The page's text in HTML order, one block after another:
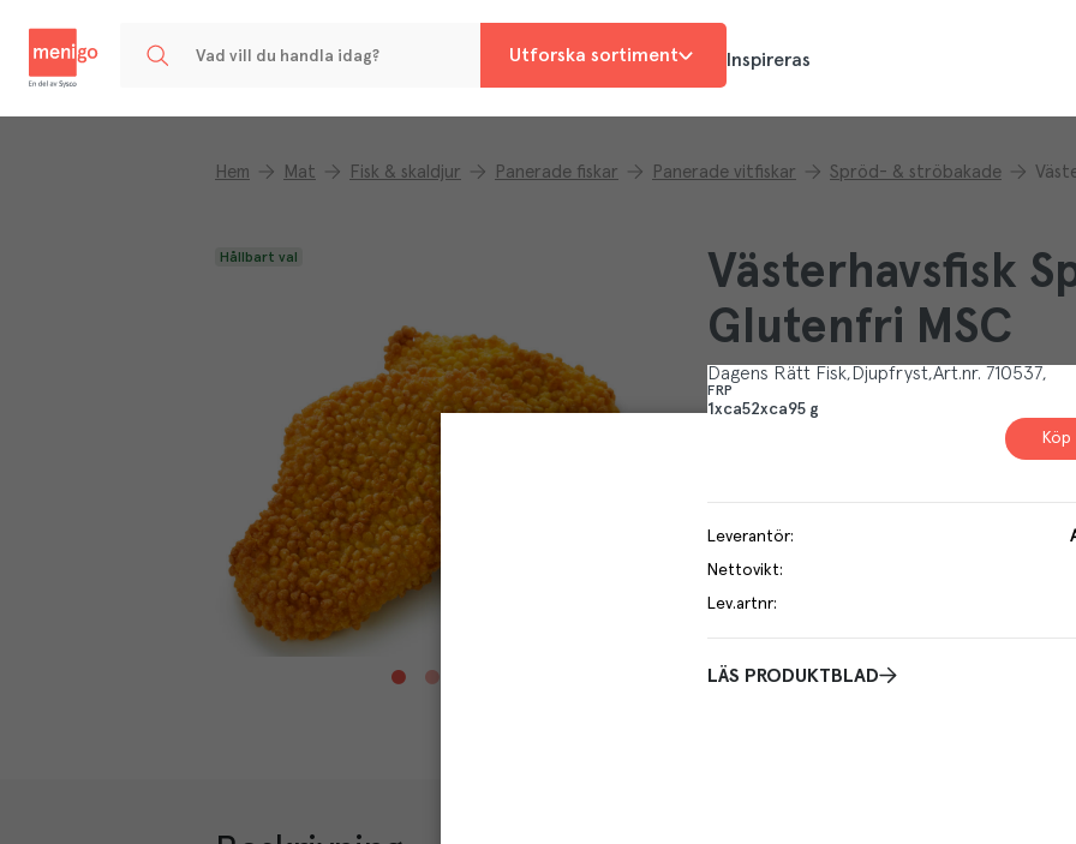
Utforska sortiment Inspireras
Hem Mat Fisk & skaldjur Panerade fiskar Panerade vitfiskar Spröd- & ströbakade
Västerhavsfisk
Glutenfri MSC
Dagens Rätt Fisk Djupfryst Art.nr. 710537
FRP
1xca52xca95 g
Köp
Leverantör:
Nettovikt:
Lev.artnr:
LÄS PRODUKTBLAD
Hållbart val